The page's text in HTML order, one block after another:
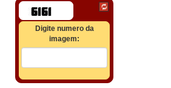
Digite numero da
imagem: